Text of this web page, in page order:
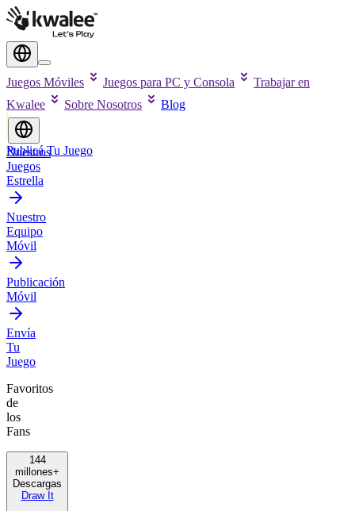
Juegos Móviles Juegos para PC y Consola
Trabajar en
Kwalee
Sobre Nosotros Blog
Publicá Tu Juego
Nuestros
Juegos
Estrella
Nuestro
Equipo
Móvil
Publicación
Móvil
Envía
Tu
Juego
Favoritos
de
los
Fans
144
millones+
Descargas
Draw It